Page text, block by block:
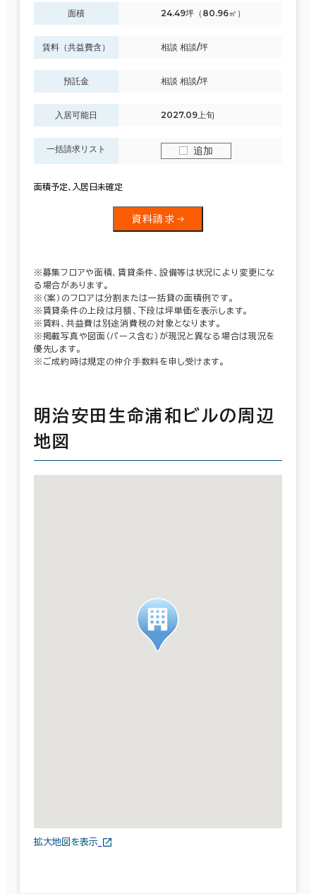
面積 24.49坪（80.96㎡）
賃料（共益費含） 相談 相談/坪
預託金 相談 相談/坪
入居可能日 2027.09上旬
一括請求リスト 追加
面積予定､入居日未確定
資料請求
※募集フロアや面積、賃貸条件、設備等は状況により変更にな
る場合があります。
※（案）のフロアは分割または一括貸の面積例です。
※賃貸条件の上段は月額、下段は坪単価を表示します。
※賃料、共益費は別途消費税の対象となります。
※掲載写真や図面（パース含む）が現況と異なる場合は現況を
優先します。
※ご成約時は規定の仲介手数料を申し受けます。
明治安田生命浦和ビルの周辺
地図
拡大地図を表示